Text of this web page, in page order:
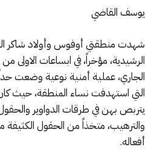
يوسف القاضي
شهدت منطقتي أوفوس وأولاد شاكر
الجاري، عملية أمنية نوعية وضعت
التي استهدفت نساء المنطقة، حيث
يتربص بهن في طرقات الدواوير
والترهيب، متخذاً من الحقول الكثيفة
أفعاله.